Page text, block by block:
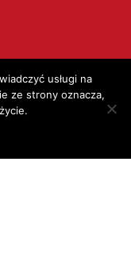
usługi na
ze strony oznacza,